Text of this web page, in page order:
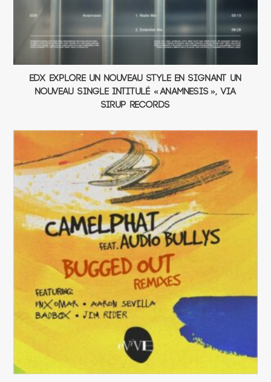
EDX explore un nouveau style en signant un
nouveau single intitulé « Anamnesis », via
Sirup Records